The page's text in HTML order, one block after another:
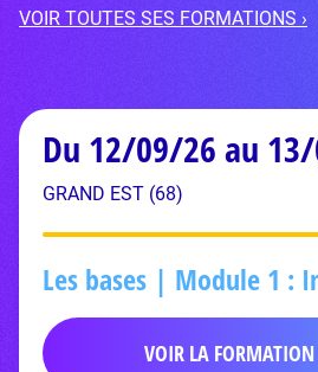
VOIR TOUTES SES FORMATIONS ›
Du 12/09/26 au
GRAND EST (68)
Les bases | Module 1 :
VOIR LA FORMATION